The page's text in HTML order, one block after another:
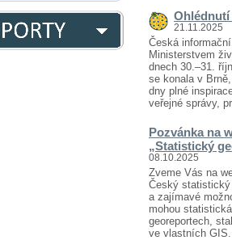
Ohlédnutí
21.11.2025
Česká
Ministerstvem
dnech 30.–31.
se konala v
dny plné
veřejné správy,
Pozvánka na
„Statistický
08.10.2025
Zveme Vás na
Český
a zajímavé
mohou
georeportech,
ve vlastních